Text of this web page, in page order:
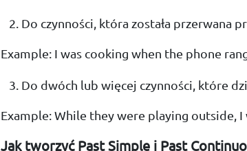
Do czynności, która została przerwana
Example: I was cooking when the phone
Do dwóch lub więcej czynności, które
Example: While they were playing outside, I
Jak tworzyć Past Simple i Past